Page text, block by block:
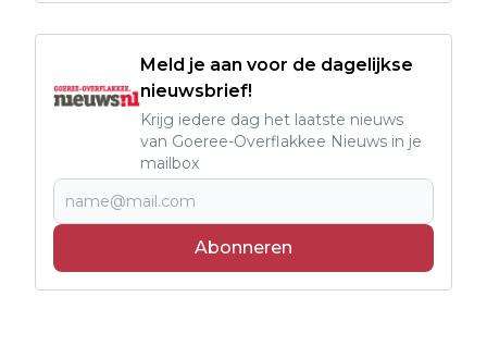
Meld je aan voor de dagelijkse
nieuwsbrief!
Krijg iedere dag het laatste nieuws
van Goeree-Overflakkee Nieuws in je
mailbox
Abonneren